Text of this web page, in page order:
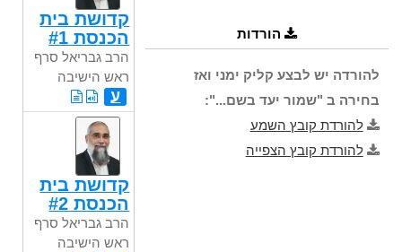
הורדות
להורדה יש לבצע קליק ימני ואז
בחירה ב "שמור יעד בשם...":
להורדת קובץ השמע
להורדת קובץ הצפייה
קדושת בית
הכנסת #1
הרב גבריאל סרף
ראש הישיבה
ע
קדושת בית
הכנסת #2
הרב גבריאל סרף
ראש הישיבה